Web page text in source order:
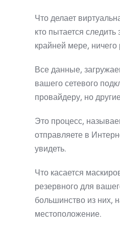
Что делает
кто пытается
крайней мере, ничего
Все данные,
вашего сетевого
провайдеру, но
Это процесс,
отправляете в
увидеть.
Что касается
резервного для
большинство из них,
местоположение.